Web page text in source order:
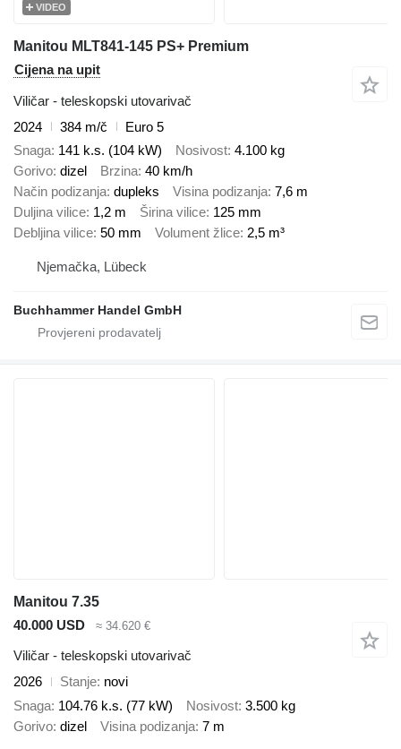
VIDEO
Manitou MLT841-145 PS+ Premium
Cijena na upit
Viličar - teleskopski utovarivač
2024
384 m/č
Euro 5
Snaga 141 k.s. (104 kW) Nosivost 4.100 kg
Gorivo dizel Brzina 40 km/h
Način podizanja dupleks Visina podizanja 7,6 m
Duljina vilice 1,2 m Širina vilice 125 mm
Debljina vilice 50 mm Volument žlice 2,5 m³
Njemačka, Lübeck
Buchhammer Handel GmbH
Manitou 7.35
40.000 USD
≈ 34.620 €
Viličar - teleskopski utovarivač
2026
Stanje novi
Snaga 104.76 k.s. (77 kW) Nosivost 3.500 kg
Gorivo dizel Visina podizanja 7 m